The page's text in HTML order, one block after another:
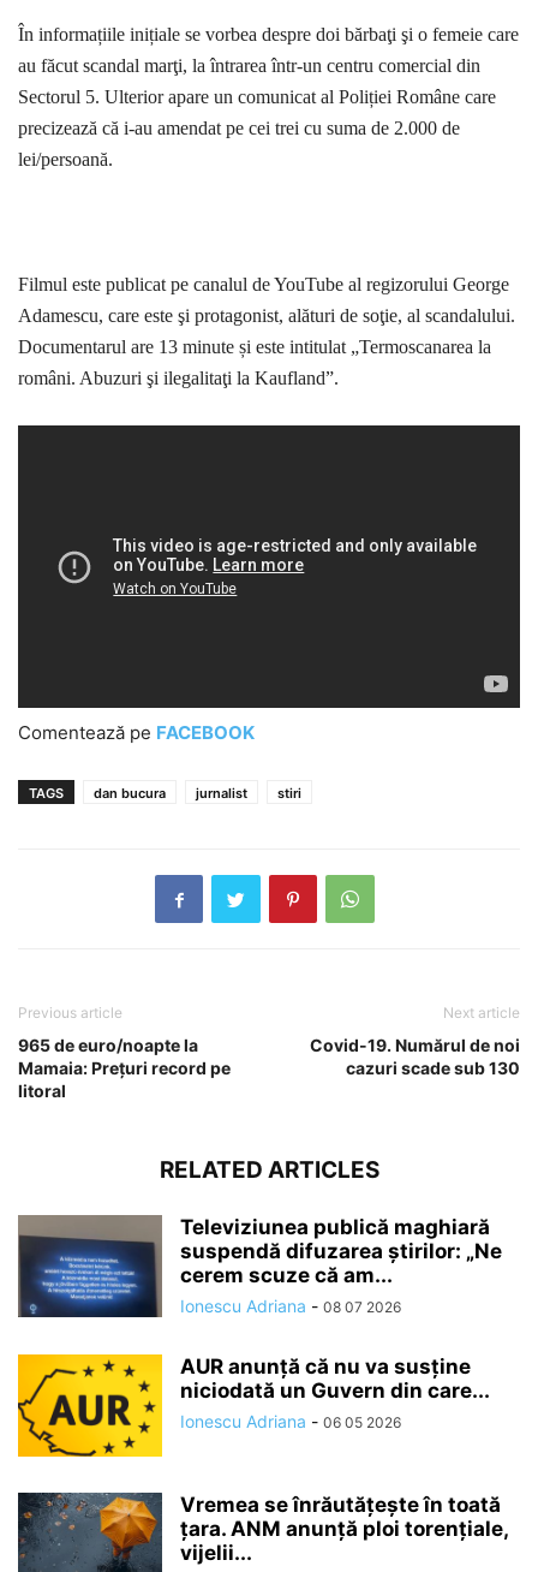
În informațiile inițiale se vorbea despre doi bărbaţi şi o femeie care
au făcut scandal marţi, la întrarea într-un centru comercial din
Sectorul 5. Ulterior apare un comunicat al Poliției Române care
precizează că i-au amendat pe cei trei cu suma de 2.000 de
lei/persoană.
Filmul este publicat pe canalul de YouTube al regizorului George
Adamescu, care este şi protagonist, alături de soţie, al scandalului.
Documentarul are 13 minute și este intitulat „Termoscanarea la
români. Abuzuri şi ilegalitaţi la Kaufland”.
Comentează pe FACEBOOK
TAGS dan bucura jurnalist stiri
Previous article
965 de euro/noapte la
Mamaia: Prețuri record pe
litoral
Next article
Covid-19. Numărul de noi
cazuri scade sub 130
RELATED ARTICLES
Televiziunea publică maghiară
suspendă difuzarea ştirilor: „Ne
cerem scuze că am...
Ionescu Adriana - 08 07 2026
AUR anunță că nu va susține
niciodată un Guvern din care...
Ionescu Adriana - 06 05 2026
Vremea se înrăutăţeşte în toată
ţara. ANM anunță ploi torențiale,
vijelii...